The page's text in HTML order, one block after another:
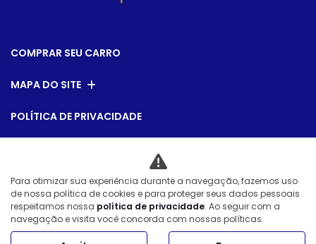
COMPRAR SEU CARRO
MAPA DO SITE
POLÍTICA DE PRIVACIDADE
Autobarigui Comercio de Veiculos LTDA
CNPJ: 31.264.770/0006-80
Desacelere. Seu bem maior é a vida.
Para otimizar sua experiência durante a navegação, fazemos uso
de nossa política de cookies e para proteger seus dados pessoais
respeitamos nossa política de privacidade. Ao seguir com a
navegação e visita você concorda com nossas políticas.